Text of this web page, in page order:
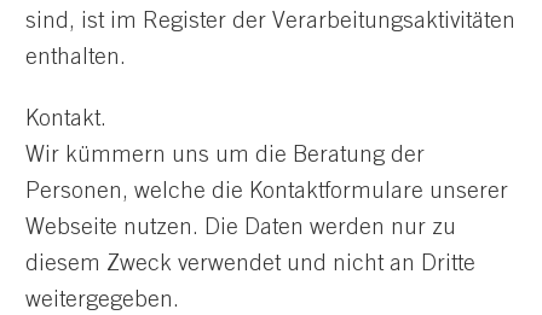
sind, ist im Register der Verarbeitungsaktivitäten
enthalten.
Kontakt.
Wir kümmern uns um die Beratung der
Personen, welche die Kontaktformulare unserer
Webseite nutzen. Die Daten werden nur zu
diesem Zweck verwendet und nicht an Dritte
weitergegeben.